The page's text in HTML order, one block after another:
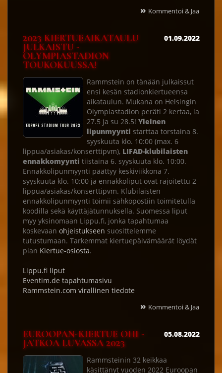
» Kommentoi & Jaa
2023 KIERTUEAIKATAULU
JULKAISTU -
OLYMPIASTADION
TOUKOKUUSSA!
01.09.2022
Rammstein on tänään julkaissut
ensi kesän stadionkiertueensa
aikataulun. Mukana on Helsingin
Olympiastadion peräti 2 kertaa, la
27.5 ja su 28.5! Yleinen
lipunmyynti starttaa torstaina 8.
syyskuuta klo. 10:00 (max. 6
lippua/asiakas/konserttipvm), LIFAD-klubilaisten
ennakkomyynti tiistaina 6. syyskuuta klo. 10:00.
Ennakkolipunmyynti päättyy keskiviikkona 7.
syyskuuta klo. 10:00 ja ennakkoliput ovat rajoitettu 2
lippua/asiakas/konserttipvm. Klubilaisten
ennakkolipunmyynti toimii sähköpostiin toimitetulla
koodilla sekä käyttäjätunnuksella. Suomessa liput
myy yksinomaan Lippu.fi, jonka tapahtumaa
koskevaan ohjeistukseen suosittelemme
tutustumaan. Tarkemmat kiertuepäivämäärät löydät
pian Kiertue-osiosta.
Lippu.fi liput
Eventim.de tapahtumasivu
Rammstein.com virallinen tiedote
» Kommentoi & Jaa
EUROOPAN-KIERTUE OHI -
JATKOA LUVASSA 2023
05.08.2022
Rammsteinin 32 keikkaa
käsittänyt vuoden 2022 Euroopan